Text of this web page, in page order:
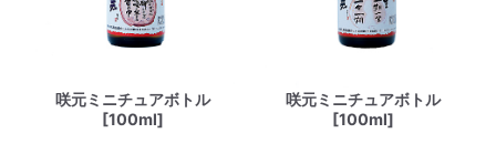
咲元ミニチュアボトル
[100ml]
咲元ミニチュアボトル
[100ml]